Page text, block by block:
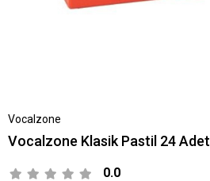
Vocalzone
Vocalzone Klasik Pastil 24 Adet
0.0